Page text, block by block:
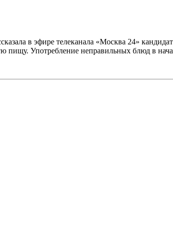
в эфире телеканала «Москва 24»
пищу. Употребление неправильных блюд в